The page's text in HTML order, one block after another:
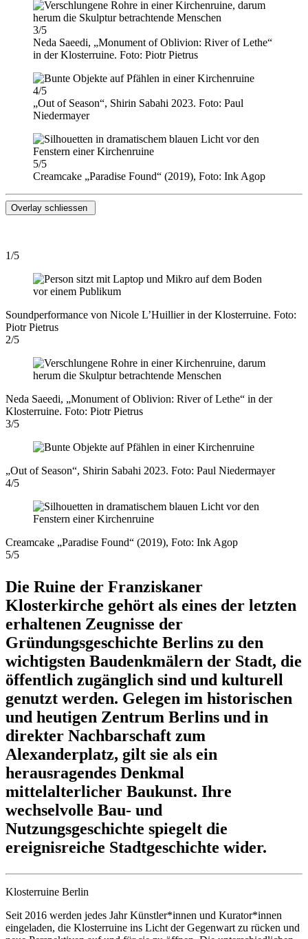
3/5
Neda Saeedi, „Monument of Oblivion: River of Lethe“
in der Klosterruine. Foto: Piotr Pietrus
4/5
„Out of Season“, Shirin Sabahi 2023. Foto: Paul
Niedermayer
5/5
Creamcake „Paradise Found“ (2019), Foto: Ink Agop
Overlay schliessen
1/5
Soundperformance von Nicole L’Huillier in der Klosterruine. Foto:
Piotr Pietrus
2/5
Neda Saeedi, „Monument of Oblivion: River of Lethe“ in der
Klosterruine. Foto: Piotr Pietrus
3/5
„Out of Season“, Shirin Sabahi 2023. Foto: Paul Niedermayer
4/5
Creamcake „Paradise Found“ (2019), Foto: Ink Agop
5/5
Die Ruine der Franziskaner
Klosterkirche gehört als eines der letzten
erhaltenen Zeugnisse der
Gründungsgeschichte Berlins zu den
wichtigsten Baudenkmälern der Stadt, die
öffentlich zugänglich sind und kulturell
genutzt werden. Gelegen im historischen
und heutigen Zentrum Berlins und in
direkter Nachbarschaft zum
Alexanderplatz, gilt sie als ein
herausragendes Denkmal
mittelalterlicher Baukunst. Ihre
wechselvolle Bau- und
Nutzungsgeschichte spiegelt die
ereignisreiche Stadtgeschichte wider.
Klosterruine Berlin
Seit 2016 werden jedes Jahr Künstler*innen und Kurator*innen
eingeladen, die Klosterruine ins Licht der Gegenwart zu rücken und